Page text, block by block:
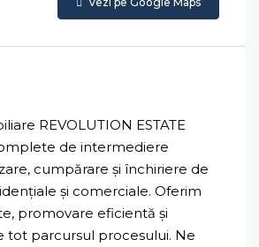
REVOLUTION ESTATE
de intermediere
cumpărare și închiriere de
și comerciale. Oferim
promovare eficientă și
tot parcursul procesului. Ne